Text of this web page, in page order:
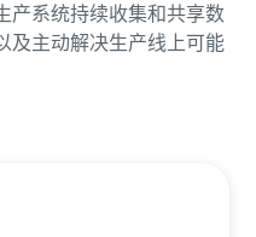
产系统持续收集和共享数
及主动解决生产线上可能